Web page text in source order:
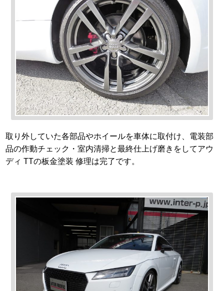
取り外していた各部品やホイールを車体に取付け、電装部
品の作動チェック・室内清掃と最終仕上げ磨きをしてアウ
ディ TTの板金塗装 修理は完了です。